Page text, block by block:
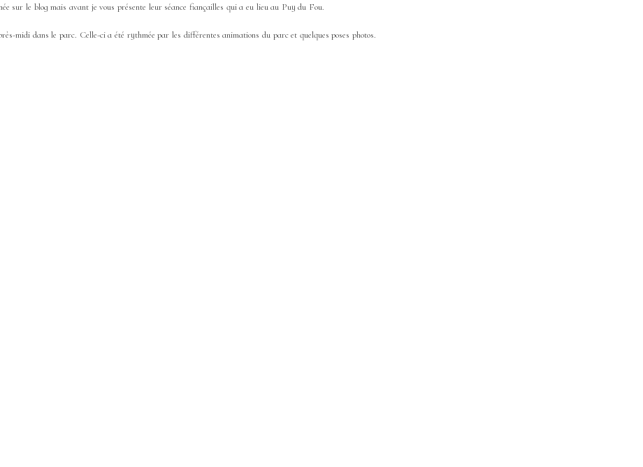
sur le blog mais avant je vous présente leur séance fiançailles qui a eu lieu au Puy du Fou.
midi dans le parc. Celle-ci a été rythmée par les différentes animations du parc et quelques poses photos.